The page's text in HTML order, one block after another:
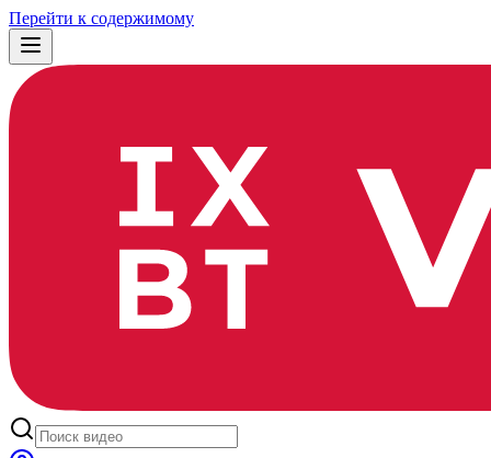
Перейти к содержимому